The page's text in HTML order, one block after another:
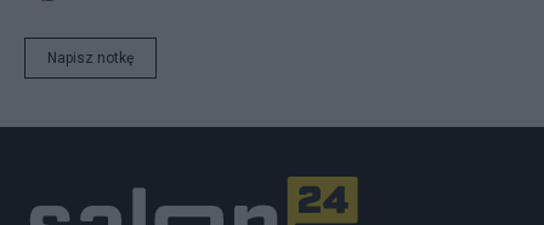
Napisz notkę